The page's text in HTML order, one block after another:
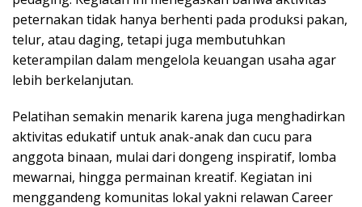
peternakan tidak hanya berhenti pada produksi pakan,
telur, atau daging, tetapi juga membutuhkan
keterampilan dalam mengelola keuangan usaha agar
lebih berkelanjutan.
Pelatihan semakin menarik karena juga menghadirkan
aktivitas edukatif untuk anak-anak dan cucu para
anggota binaan, mulai dari dongeng inspiratif, lomba
mewarnai, hingga permainan kreatif. Kegiatan ini
menggandeng komunitas lokal yakni relawan Career